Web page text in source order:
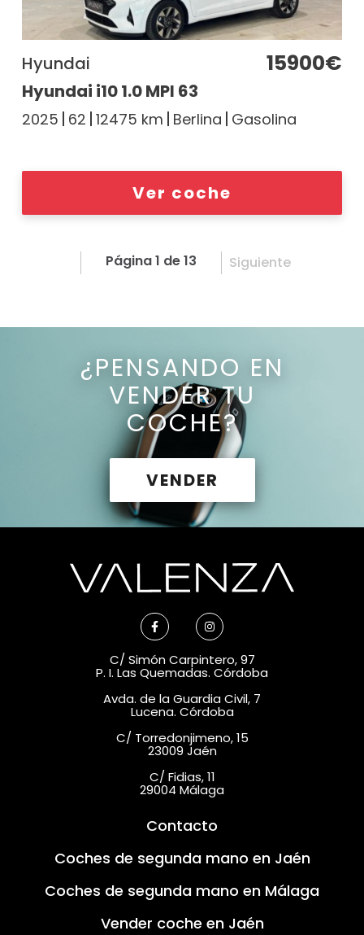
Hyundai 15900€
Hyundai i10 1.0 MPI 63
2025 62 12475 km Berlina Gasolina
Ver coche
Página 1 de 13 Siguiente
¿PENSANDO EN
VENDER TU
COCHE?
VENDER
C/ Simón Carpintero, 97
P. I. Las Quemadas. Córdoba
Avda. de la Guardia Civil, 7
Lucena. Córdoba
C/ Torredonjimeno, 15
23009 Jaén
C/ Fidias, 11
29004 Málaga
Contacto
Coches de segunda mano en Jaén
Coches de segunda mano en Málaga
Vender coche en Jaén